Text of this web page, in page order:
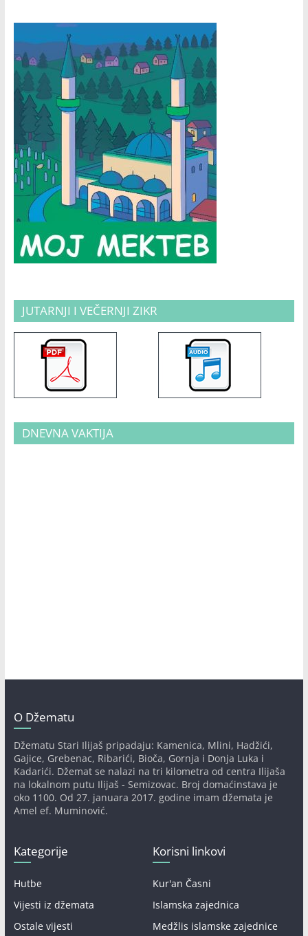
JUTARNJI I VEČERNJI ZIKR
DNEVNA VAKTIJA
O Džematu
Džematu Stari Ilijaš pripadaju: Kamenica, Mlini, Hadžići,
Gajice, Grebenac, Ribarići, Bioča, Gornja i Donja Luka i
Kadarići. Džemat se nalazi na tri kilometra od centra Ilijaša
na lokalnom putu Ilijaš - Semizovac. Broj domaćinstava je
oko 1100. Od 27. januara 2017. godine imam džemata je
Amel ef. Muminović.
Kategorije
Hutbe
Vijesti iz džemata
Ostale vijesti
Korisni linkovi
Kur'an Časni
Islamska zajednica
Medžlis islamske zajednice